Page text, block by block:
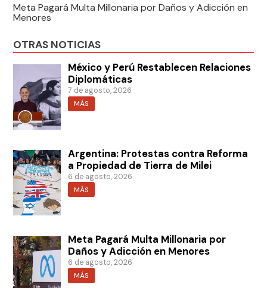
Meta Pagará Multa Millonaria por Daños y Adicción en
Menores
OTRAS NOTICIAS
México y Perú Restablecen Relaciones
Diplomáticas
7 de agosto, 2026
MÁS
Argentina: Protestas contra Reforma
a Propiedad de Tierra de Milei
6 de agosto, 2026
MÁS
Meta Pagará Multa Millonaria por
Daños y Adicción en Menores
6 de agosto, 2026
MÁS